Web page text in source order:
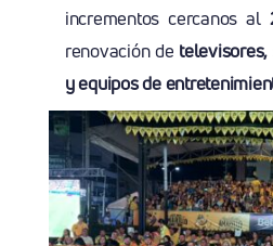
incrementos cercanos al
renovación de
y equipos de